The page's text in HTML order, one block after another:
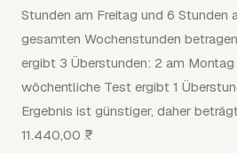
Stunden am Freitag und 6 Stunden
gesamten Wochenstunden
ergibt 3 Überstunden: 2 am
wöchentliche Test ergibt 1
Ergebnis ist günstiger, daher
11.440,00 ₹.